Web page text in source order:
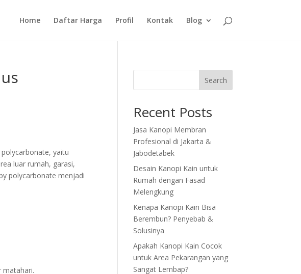
Home Daftar Harga Profil Kontak Blog
yaitu
luar rumah, garasi,
polycarbonate menjadi
matahari.
Search
Recent Posts
Jasa Kanopi Membran
Profesional di Jakarta &
Jabodetabek
Desain Kanopi Kain untuk
Rumah dengan Fasad
Melengkung
Kenapa Kanopi Kain Bisa
Berembun? Penyebab &
Solusinya
Apakah Kanopi Kain Cocok
untuk Area Pekarangan yang
Sangat Lembap?